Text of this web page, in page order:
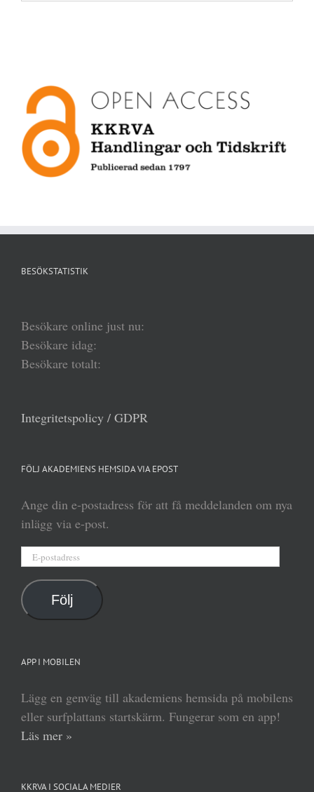
BESÖKSTATISTIK
Besökare online just nu:
Besökare idag:
Besökare totalt:
Integritetspolicy / GDPR
FÖLJ AKADEMIENS HEMSIDA VIA EPOST
Ange din e-postadress för att få meddelanden om nya
inlägg via e-post.
Följ
APP I MOBILEN
Lägg en genväg till akademiens hemsida på mobilens
eller surfplattans startskärm. Fungerar som en app!
Läs mer »
KKRVA I SOCIALA MEDIER